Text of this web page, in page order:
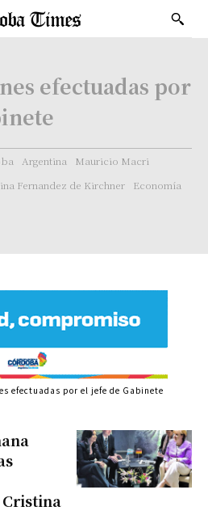
efectuadas por
Argentina
Mauricio Macri
Fernandez de Kirchner
Economía
efectuadas por el jefe de Gabinete